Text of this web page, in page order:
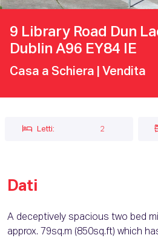
9 Library Road Dun
Dublin A96 EY84 IE
Casa a Schiera | Vendita
Letti: 2
Dati
A deceptively spacious two bed
approx. 79sq.m (850sq.ft) which